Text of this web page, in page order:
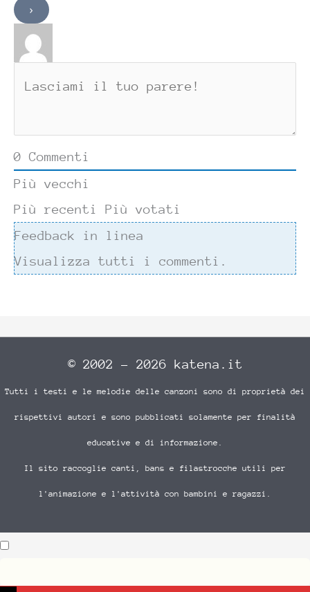
0 Commenti
Più vecchi
Più recenti
Più votati
Feedback in linea
Visualizza tutti i commenti.
© 2002 - 2026 katena.it
Tutti i testi e le melodie delle canzoni sono di proprietà dei
rispettivi autori e sono pubblicati solamente per finalità
educative e di informazione.
Il sito raccoglie canti, bans e filastrocche utili per
l'animazione e l'attività con bambini e ragazzi.